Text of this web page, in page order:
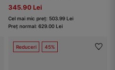
345.90 Lei
Cel mai mic preț: 503.99 Lei
Preț normal: 629.00 Lei
Reduceri 45%